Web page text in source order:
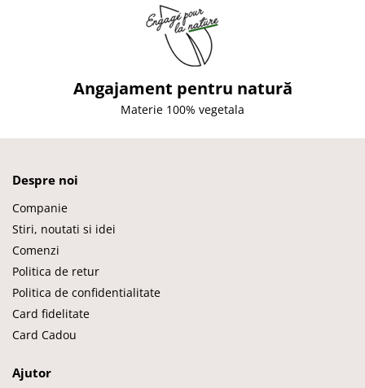
Angajament pentru natură
Materie 100% vegetala
Despre noi
Companie
Stiri, noutati si idei
Comenzi
Politica de retur
Politica de confidentialitate
Card fidelitate
Card Cadou
Ajutor